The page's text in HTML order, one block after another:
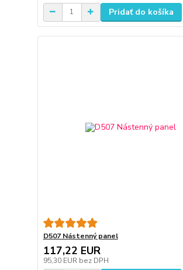
Pridať do košíka
D507 Nástenný panel
117,22 EUR
95,30 EUR bez DPH